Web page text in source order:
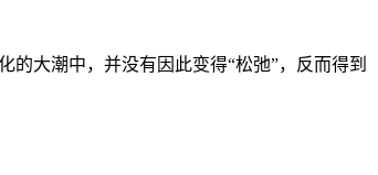
大潮中，并没有因此变得“松弛”，反而得到